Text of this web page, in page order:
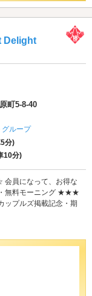
Delight
のうち4
町5-8-40
グループ
分)
10分)
員になって、お得な
・無料モーニング ★★★
プルズ掲載記念・期